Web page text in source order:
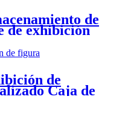
de
de exhibición
de
Caja de